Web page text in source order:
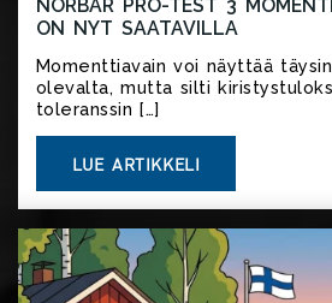
NORBAR PRO-TEST 3
ON NYT SAATAVILLA
Momenttiavain voi näyttää
olevalta, mutta silti
toleranssin […]
LUE ARTIKKELI